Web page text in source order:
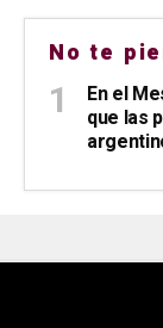
No te
En el
que las